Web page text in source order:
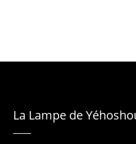
La Lampe de